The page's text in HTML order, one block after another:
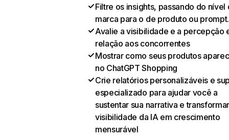
Filtre os insights, passando do nível
marca para o de produto ou prompt.
Avalie a visibilidade e a percepção
relação aos concorrentes
Mostrar como seus produtos
no ChatGPT Shopping
Crie relatórios personalizáveis e
especializado para ajudar você a
sustentar sua narrativa e
visibilidade da IA em crescimento
mensurável